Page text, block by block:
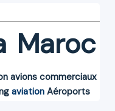
Maroc
avions commerciaux
aviation Aéroports